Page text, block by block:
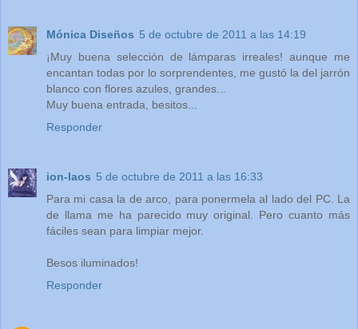
Mónica Diseños 5 de octubre de 2011 a las 14:19
¡Muy buena selección de lámparas irreales! aunque me
encantan todas por lo sorprendentes, me gustó la del jarrón
blanco con flores azules, grandes...
Muy buena entrada, besitos...
Responder
ion-laos 5 de octubre de 2011 a las 16:33
Para mi casa la de arco, para ponermela al lado del PC. La
de llama me ha parecido muy original. Pero cuanto más
fáciles sean para limpiar mejor.
Besos iluminados!
Responder